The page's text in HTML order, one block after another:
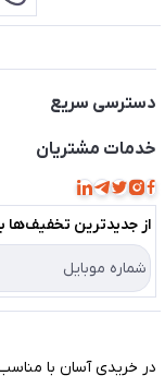
دسترسی سریع
حساب کاربری
مجله فروشگاه
لیست محصولات
درباره ما
تماس با ما
خدمات مشتریان
قوانین و مقررات
حریم خصوصی
راهنما
از جدید‌ترین تخفیف‌ها
در خریدی آسان با